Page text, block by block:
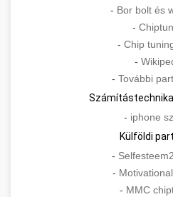
- Bor bolt és
-
- Chip
-
- További
- iphone
Külföldi
-
-
- MMC